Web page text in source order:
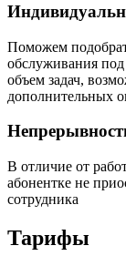
Поможем
обслуживания
объем задач,
дополнительных
В отличие от
абонентке не
сотрудника
Тарифы